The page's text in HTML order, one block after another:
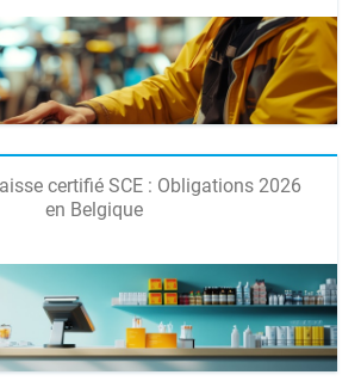
certifié SCE : Obligations 2026
en Belgique